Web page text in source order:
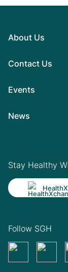
About Us
Contact Us
Events
News
Stay Healthy
Follow SGH